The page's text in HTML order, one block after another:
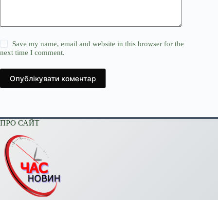
Save my name, email and website in this browser for the
next time I comment.
Опублікувати коментар
ПРО САЙТ